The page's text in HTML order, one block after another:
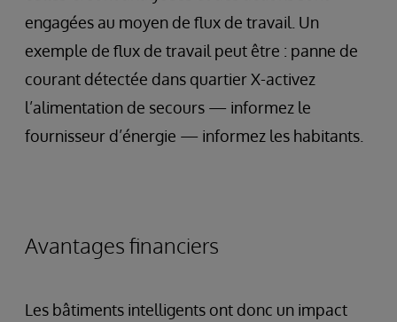
engagées au moyen de flux de travail. Un
exemple de flux de travail peut être : panne de
courant détectée dans quartier X-activez
l’alimentation de secours — informez le
fournisseur d’énergie — informez les habitants.
Avantages financiers
Les bâtiments intelligents ont donc un impact